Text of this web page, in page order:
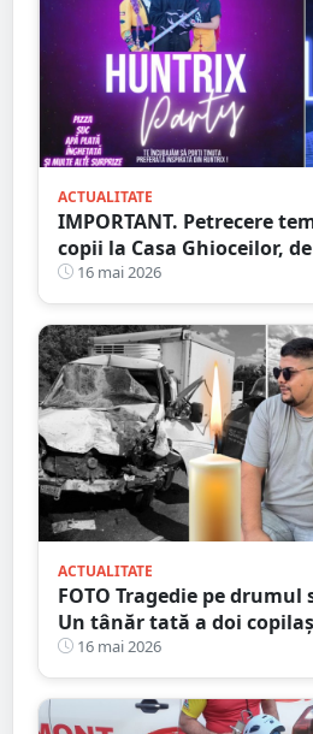
ACTUALITATE
IMPORTANT. Petrecere
copii la Casa Ghioceilor,
16 mai 2026
ACTUALITATE
FOTO Tragedie pe drumul
Un tânăr tată a doi
viața într-un accident
16 mai 2026